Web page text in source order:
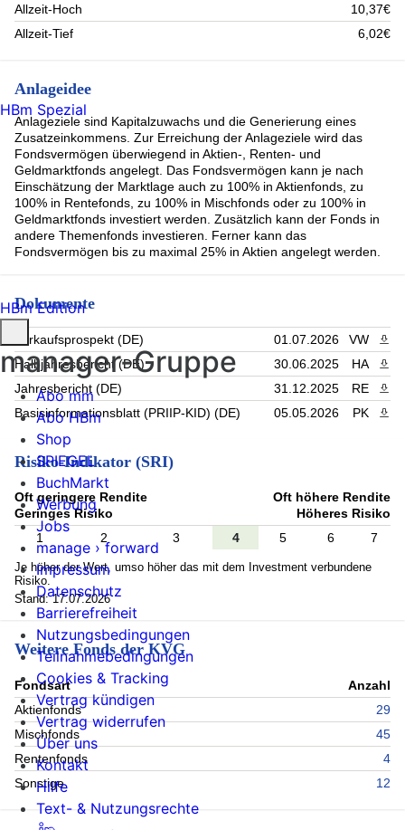
Allzeit-Hoch
10,37€
Allzeit-Tief
6,02€
Anlageidee
Anlageziele sind Kapitalzuwachs und die Generierung eines
Zusatzeinkommens. Zur Erreichung der Anlageziele wird das
Fondsvermögen überwiegend in Aktien-, Renten- und
Geldmarktfonds angelegt. Das Fondsvermögen kann je nach
Einschätzung der Marktlage auch zu 100% in Aktienfonds, zu
100% in Rentefonds, zu 100% in Mischfonds oder zu 100% in
Geldmarktfonds investiert werden. Zusätzlich kann der Fonds in
andere Themenfonds investieren. Ferner kann das
Fondsvermögen bis zu maximal 25% in Aktien angelegt werden.
Dokumente
Verkaufsprospekt (DE) 01.07.2026 VW
Halbjahresbericht (DE)
30.06.2025 HA
Jahresbericht (DE)
31.12.2025 RE
Basisinformationsblatt (PRIIP-KID) (DE)
05.05.2026 PK
Risiko-Indikator (SRI)
Oft geringere Rendite
Geringes Risiko
Oft höhere Rendite
Höheres Risiko
1
2 3 4 5 6 7
Je höher der Wert, umso höher das mit dem Investment verbundene
Risiko.
Stand: 17.07.2026
Weitere Fonds der KVG
Fondsart
Anzahl
Aktienfonds
29
Mischfonds
45
Rentenfonds
4
Sonstige
12
HBm Spezial
HBm Edition
manager-Gruppe
Abo mm
Abo HBm
Shop
SPIEGEL
BuchMarkt
Werbung
Jobs
manage › forward
Impressum
Datenschutz
Barrierefreiheit
Nutzungsbedingungen
Teilnahmebedingungen
Cookies & Tracking
Vertrag kündigen
Vertrag widerrufen
Über uns
Kontakt
Hilfe
Text- & Nutzungsrechte